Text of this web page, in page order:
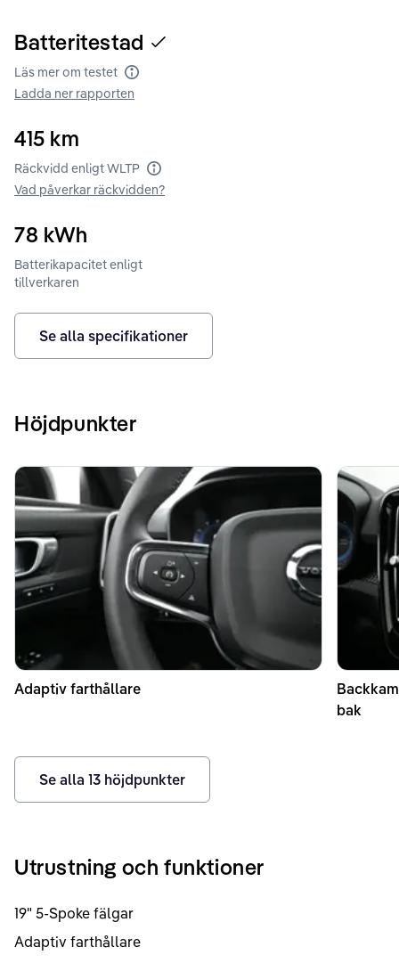
Batteritestad
Läs mer om testet Batteritest
Ladda ner rapporten
415 km
Räckvidd enligt WLTP Räckvidd enligt WLTP
Vad påverkar räckvidden?
78 kWh
Batterikapacitet enligt
tillverkaren
Se alla specifikationer
Höjdpunkter
Adaptiv farthållare
bak
Se alla 13 höjdpunkter
Utrustning och funktioner
19" 5-Spoke fälgar
Adaptiv farthållare